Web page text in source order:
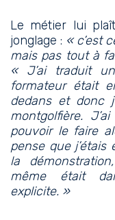
Le métier lui
jonglage : « c’est
mais pas tout à
« J’ai traduit
formateur était
dedans et donc
montgolfière.
pouvoir le faire
pense que
la
même était
explicite. »